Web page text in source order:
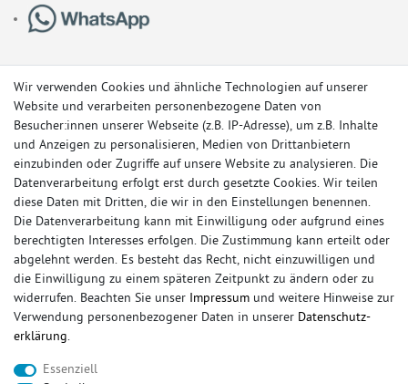
© Copyright 2026 Sportauspuff-Store.de - Alle Rechte vorbehalten.
Preisangaben inkl. gesetzlicher MwSt. und zzgl. Versandkosten
Das Internetportal für Sportendschalldämpfer, Komplettanlagen,
Rennsportanlagen, Sportendrohre, Universalteile, Fächerkrümmer,
Vorschalldämpfer, Sportkat, Ersatzrohr und Auspuffzubehör.
FOX, REMUS, FSW, FRIEDRICH MOTORSPORT, EISENMANN, ULTER
Wir verwenden Cookies und ähnliche Technologien auf unserer
Website und verarbeiten personenbezogene Daten von
Besucher:innen unserer Webseite (z.B. IP-Adresse), um z.B. Inhalte
und Anzeigen zu personalisieren, Medien von Drittanbietern
einzubinden oder Zugriffe auf unsere Website zu analysieren. Die
Datenverarbeitung erfolgt erst durch gesetzte Cookies. Wir teilen
diese Daten mit Dritten, die wir in den Einstellungen benennen.
Die Datenverarbeitung kann mit Einwilligung oder aufgrund eines
berechtigten Interesses erfolgen. Die Zustimmung kann erteilt oder
abgelehnt werden. Es besteht das Recht, nicht einzuwilligen und
die Einwilligung zu einem späteren Zeitpunkt zu ändern oder zu
widerrufen. Beachten Sie unser Impressum und weitere Hinweise zur
Verwendung personenbezogener Daten in unserer Daten­schutz­
erklärung.
Essenziell